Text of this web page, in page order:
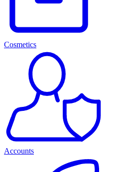
Cosmetics
Accounts